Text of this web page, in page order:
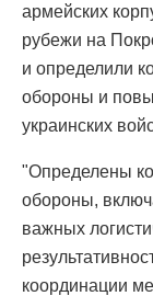
армейских
рубежи на
и определили
обороны и
украинских
"Определены
обороны,
важных
координации